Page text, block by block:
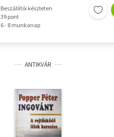
Beszállítói készleten
39 pont
6 - 8 munkanap
ANTIKVÁR